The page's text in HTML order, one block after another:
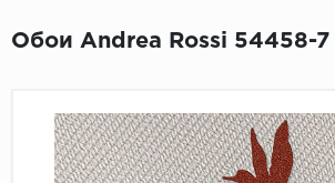
Флоковые обои
Обои панно
Обои Andrea Rossi 54458-7